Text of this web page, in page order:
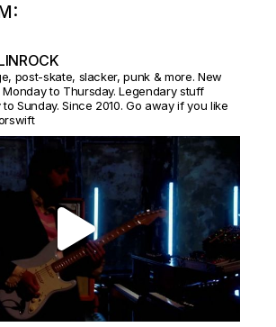
post-skate, slacker, punk & more. New
Monday to Thursday. Legendary stuff
to Sunday. Since 2010. Go away if you like